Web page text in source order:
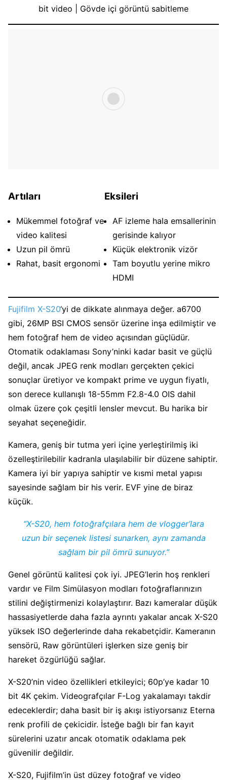
bit video | Gövde içi görüntü sabitleme
Artıları
Mükemmel fotoğraf ve
video kalitesi
Uzun pil ömrü
Rahat, basit ergonomi
Eksileri
AF izleme hala emsallerinin
gerisinde kalıyor
Küçük elektronik vizör
Tam boyutlu yerine mikro
HDMI
Fujifilm X-S20‘yi de dikkate alınmaya değer. a6700
gibi, 26MP BSI CMOS sensör üzerine inşa edilmiştir ve
hem fotoğraf hem de video açısından güçlüdür.
Otomatik odaklaması Sony’ninki kadar basit ve güçlü
değil, ancak JPEG renk modları gerçekten çekici
sonuçlar üretiyor ve kompakt prime ve uygun fiyatlı,
son derece kullanışlı 18-55mm F2.8-4.0 OIS dahil
olmak üzere çok çeşitli lensler mevcut. Bu harika bir
seyahat seçeneğidir.
Kamera, geniş bir tutma yeri içine yerleştirilmiş iki
özelleştirilebilir kadranla ulaşılabilir bir düzene sahiptir.
Kamera iyi bir yapıya sahiptir ve kısmi metal yapısı
sayesinde sağlam bir his verir. EVF yine de biraz
küçük.
“X-S20, hem fotoğrafçılara hem de vlogger’lara
uzun bir seçenek listesi sunarken, aynı zamanda
sağlam bir pil ömrü sunuyor.”
Genel görüntü kalitesi çok iyi. JPEG’lerin hoş renkleri
vardır ve Film Simülasyon modları fotoğraflarınızın
stilini değiştirmenizi kolaylaştırır. Bazı kameralar düşük
hassasiyetlerde daha fazla ayrıntı yakalar ancak X-S20
yüksek ISO değerlerinde daha rekabetçidir. Kameranın
sensörü, Raw görüntüleri işlerken size geniş bir
hareket özgürlüğü sağlar.
X-S20’nin video özellikleri etkileyici; 60p’ye kadar 10
bit 4K çekim. Videografçılar F-Log yakalamayı takdir
edeceklerdir; daha basit bir iş akışı istiyorsanız Eterna
renk profili de çekicidir. İsteğe bağlı bir fan kayıt
sürelerini uzatır ancak otomatik odaklama pek
güvenilir değildir.
X-S20, Fujifilm’in üst düzey fotoğraf ve video